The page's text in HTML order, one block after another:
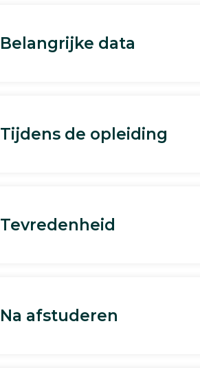
Belangrijke data
Tijdens de opleiding
Tevredenheid
Na afstuderen